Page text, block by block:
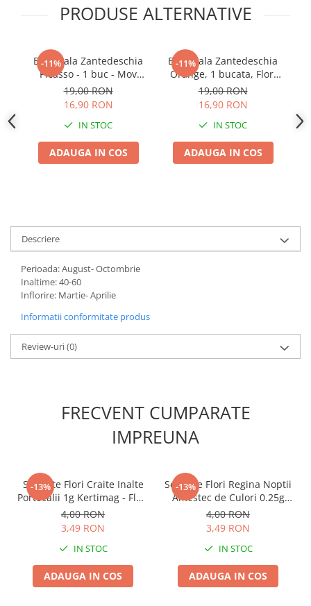
Seminte varza
Seminte zucchini
Verdeturi
Seminte Legume Profesionale
Seminte pentru germinare
Seminte trifoi
Pesticide
Erbicid
Insecticid
Tratamente repaus vegetativ
Ingrasaminte plante
Ingrasaminte plante
Ingrasaminte plante - CUTIE / KG
Ingrasaminte plante - FLORI
Accesorii gard electric
Accesorii irigat
Araci/ Suporti plante
Candele / Rezerve / Lumanari
Carabine/ carlige
PRODUSE ALTERNATIVE
-11%
Bulb Cala Zantedeschia
Picasso - 1 buc - Mov
Profund cu Bordura Alba
19,00 RON
16,90 RON
IN STOC
ADAUGA IN COS
-11%
Bulb Cala Zantedeschia
Orange, 1 bucata, Flori
Portocalii Exotice pentru
Gradina si Ghiveci
19,00 RON
16,90 RON
IN STOC
ADAUGA IN COS
Descriere
Perioada: August- Octombrie
Inaltime: 40-60
Inflorire: Martie- Aprilie
Informatii conformitate produs
Review-uri(0)
FRECVENT CUMPARATE
IMPREUNA
-13%
Seminte Flori Craite Inalte
Portocalii 1g Kertimag - Flori
Mari tip Garofita
4,00 RON
3,49 RON
IN STOC
ADAUGA IN COS
-13%
Seminte Flori Regina Noptii
Amestec de Culori 0.25g
Kertimag - Parfum Intens
de Seara
4,00 RON
3,49 RON
IN STOC
ADAUGA IN COS